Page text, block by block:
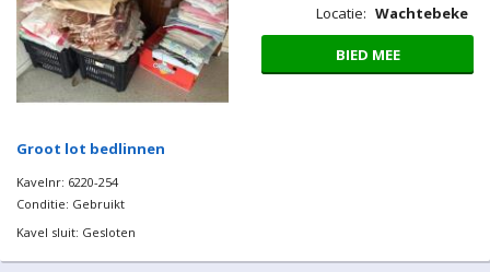
Groot lot bedlinnen
Kavelnr: 6220-254
Conditie: Gebruikt
Kavel sluit: Gesloten
Locatie: Wachtebeke
BIED MEE